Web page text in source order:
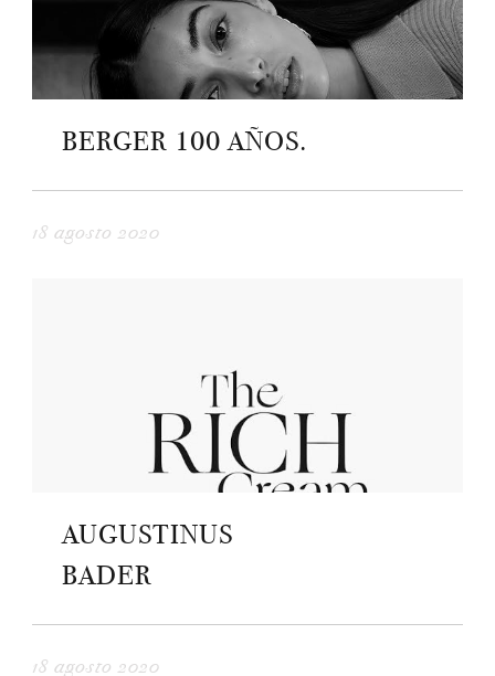
BERGER 100 AÑOS.
18 agosto 2020
AUGUSTINUS
BADER
18 agosto 2020